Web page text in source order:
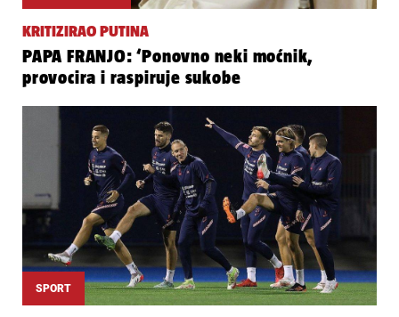
KRITIZIRAO PUTINA
PAPA FRANJO: ‘Ponovno neki moćnik,
provocira i raspiruje sukobe
SPORT